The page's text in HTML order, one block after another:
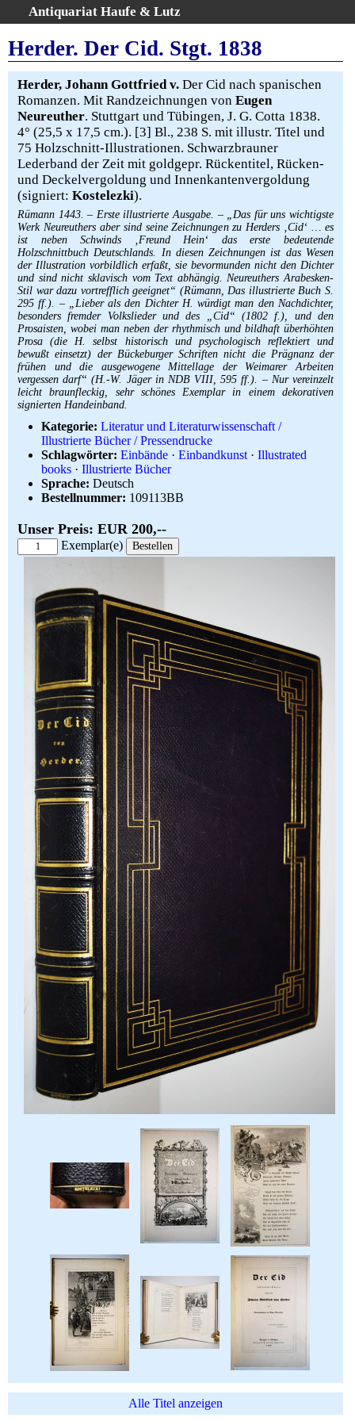
Antiquariat Haufe & Lutz
Home
Gesamtbestand
Erweiterte Suche
Kategorien
Schlagwörter
Warenkorb
AGB
Widerruf
Über uns
Aktuelle Kataloge
Kontakt
Ankauf
Links
Impressum
Herder. Der Cid. Stgt. 1838
Herder, Johann Gottfried v. Der Cid nach spanischen
Romanzen. Mit Randzeichnungen von Eugen
Neureuther. Stuttgart und Tübingen, J. G. Cotta 1838.
4° (25,5 x 17,5 cm.). [3] Bl., 238 S. mit illustr. Titel und
75 Holzschnitt-Illustrationen. Schwarzbrauner
Lederband der Zeit mit goldgepr. Rückentitel, Rücken-
und Deckelvergoldung und Innenkantenvergoldung
(signiert: Kostelezki).
Rümann 1443. – Erste illustrierte Ausgabe. – „Das für uns wichtigste
Werk Neureuthers aber sind seine Zeichnungen zu Herders ‚Cid‘ … es
ist neben Schwinds ‚Freund Hein‘ das erste bedeutende
Holzschnittbuch Deutschlands. In diesen Zeichnungen ist das Wesen
der Illustration vorbildlich erfaßt, sie bevormunden nicht den Dichter
und sind nicht sklavisch vom Text abhängig. Neureuthers Arabesken-
Stil war dazu vortrefflich geeignet“ (Rümann, Das illustrierte Buch S.
295 ff.). – „Lieber als den Dichter H. würdigt man den Nachdichter,
besonders fremder Volkslieder und des „Cid“ (1802 f.), und den
Prosaisten, wobei man neben der rhythmisch und bildhaft überhöhten
Prosa (die H. selbst historisch und psychologisch reflektiert und
bewußt einsetzt) der Bückeburger Schriften nicht die Prägnanz der
frühen und die ausgewogene Mittellage der Weimarer Arbeiten
vergessen darf“ (H.-W. Jäger in NDB VIII, 595 ff.). – Nur vereinzelt
leicht braunfleckig, sehr schönes Exemplar in einem dekorativen
signierten Handeinband.
Kategorie: Literatur und Literaturwissenschaft /
Illustrierte Bücher / Pressendrucke
Schlagwörter: Einbände · Einbandkunst · Illustrated
books · Illustrierte Bücher
Sprache: Deutsch
Bestellnummer: 109113BB
Unser Preis: EUR 200,--
Exemplar(e)
Alle Titel anzeigen